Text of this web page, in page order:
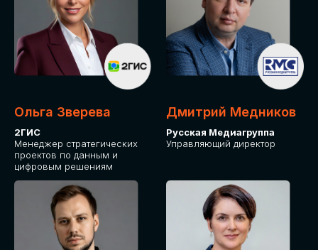
Ольга Зверева
2ГИС
Менеджер стратегических
проектов по данным и
цифровым решениям
Дмитрий Медников
Русская Медиагруппа
Управляющий директор